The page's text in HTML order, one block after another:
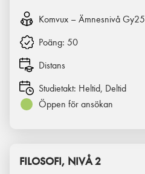
Komvux – Ämnesnivå Gy25
Poäng: 50
Distans
Studietakt: Heltid, Deltid
Öppen för ansökan
FILOSOFI, NIVÅ 2